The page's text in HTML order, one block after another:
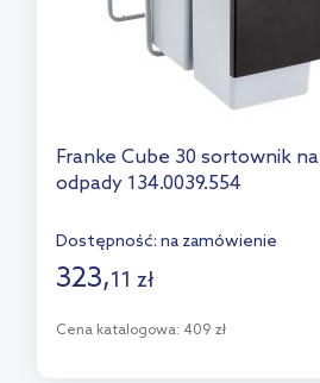
Franke Cube 30 sortownik na
odpady 134.0039.554
Dostępność: na zamówienie
323,11 zł
Cena katalogowa: 409 zł